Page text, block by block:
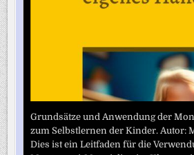
Grundsätze und Anwendung der
zum Selbstlernen der Kinder. Autor:
Dies ist ein Leitfaden für die